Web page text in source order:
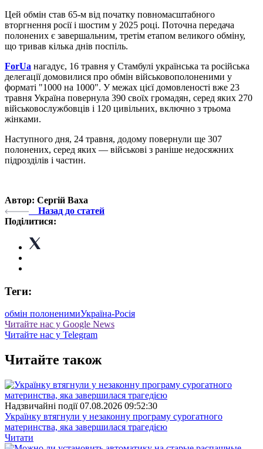
Цей обмін став 65-м від початку повномасштабного
вторгнення росії і шостим у 2025 році. Поточна передача
полонених є завершальним, третім етапом великого обміну,
що тривав кілька днів поспіль.
ForUa нагадує, 16 травня у Стамбулі українська та російська
делегації домовилися про обмін військовополоненими у
форматі "1000 на 1000". У межах цієї домовленості вже 23
травня Україна повернула 390 своїх громадян, серед яких 270
військовослужбовців і 120 цивільних, включно з трьома
жінками.
Наступного дня, 24 травня, додому повернули ще 307
полонених, серед яких — військові з раніше недосяжних
підрозділів і частин.
Автор: Сергій Ваха
Назад до статей
Поділитися:
Теги:
обмін полоненимиУкраїна-Росія
Читайте нас у Google News
Читайте нас у Telegram
Читайте також
Надзвичайні події 07.08.2026 09:52:30
Українку втягнули у незаконну програму сурогатного
материнства, яка завершилася трагедією
Читати